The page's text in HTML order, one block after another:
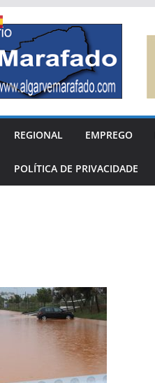
REGIONAL EMPREGO
POLÍTICA DE PRIVACIDADE